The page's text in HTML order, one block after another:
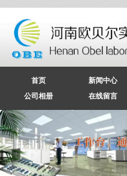
首页 新闻中心
公司相册
在线留言